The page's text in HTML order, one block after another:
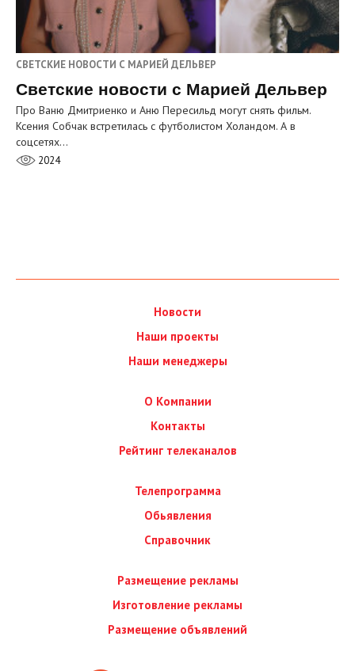
СВЕТСКИЕ НОВОСТИ С МАРИЕЙ ДЕЛЬВЕР
Светские новости с Марией Дельвер
Про Ваню Дмитриенко и Аню Пересильд могут снять фильм.
Ксения Собчак встретилась с футболистом Холандом. А в
соцсетях…
2024
Новости
Наши проекты
Наши менеджеры
О Компании
Контакты
Рейтинг телеканалов
Телепрограмма
Обьявления
Справочник
Размещение рекламы
Изготовление рекламы
Размещение объявлений